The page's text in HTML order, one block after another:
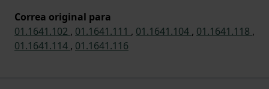
Correa original para
01.1641.102 , 01.1641.111 , 01.1641.104 , 01.1641.118 ,
01.1641.114 , 01.1641.116